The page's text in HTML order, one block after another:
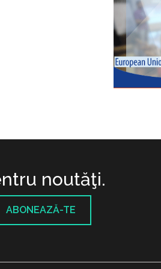
noutăţi.
ABONEAZĂ-TE